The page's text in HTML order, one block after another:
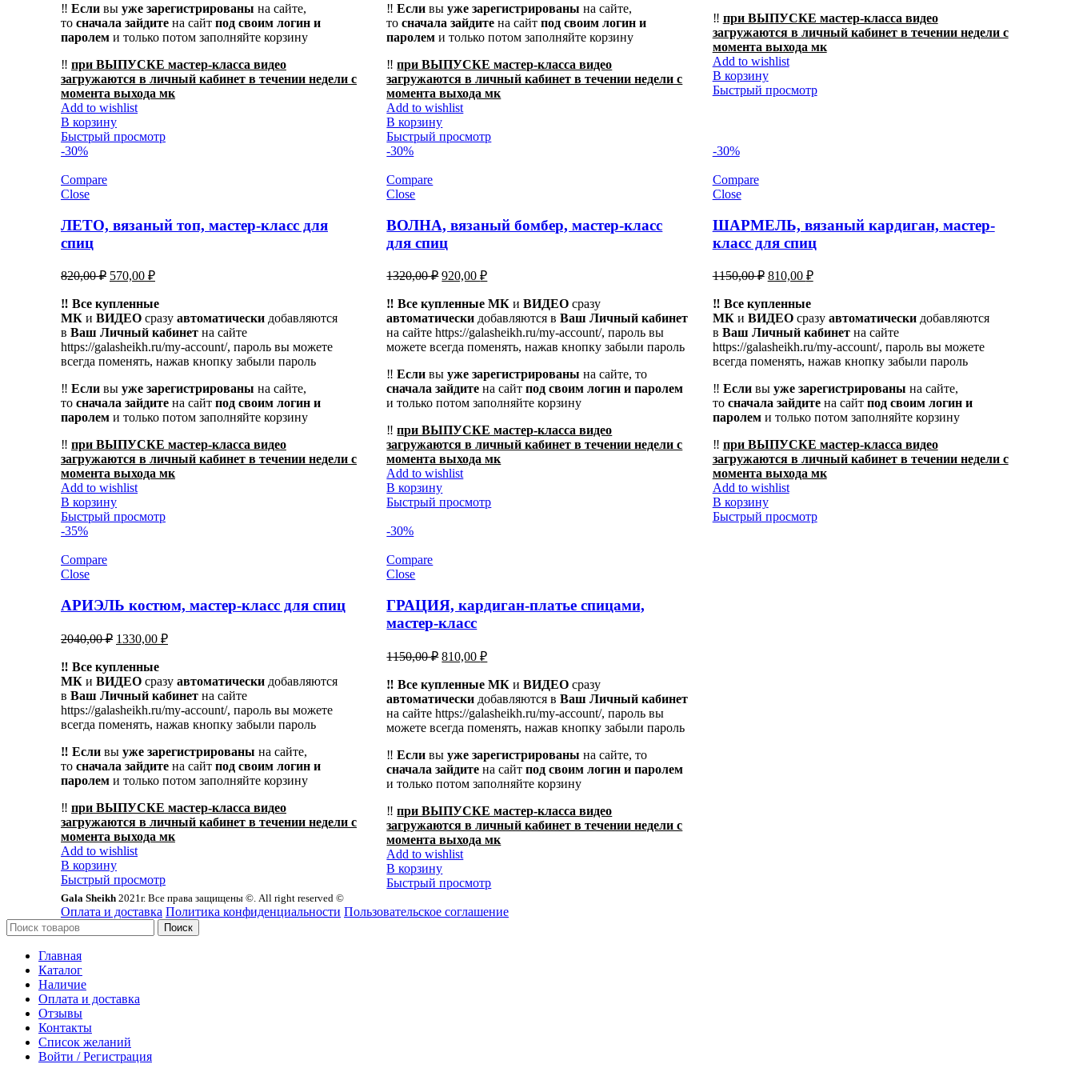
‼️ Если вы уже зарегистрированы на сайте,
то сначала зайдите на сайт под своим логин и
паролем и только потом заполняйте корзину
‼️ при ВЫПУСКЕ мастер-класса видео
загружаются в личный кабинет в течении недели с
момента выхода мк
Add to wishlist
В корзину
Быстрый просмотр
‼️Если выуже зарегистрированы на сайте,
тосначалазайдите на сайтпод своим логин и
паролем и только потом заполняйте корзину
‼️при ВЫПУСКЕ мастер-класса видео
загружаются в личный кабинет в течении недели с
момента выхода мк
Add to wishlist
В корзину
Быстрый просмотр
‼️ при ВЫПУСКЕ мастер-класса видео
загружаются в личный кабинет в течении недели с
момента выхода мк
Add to wishlist
В корзину
Быстрый просмотр
-30%
Compare
Close
ЛЕТО, вязаный топ, мастер-класс для
спиц
820,00₽ Первоначальная
составляла
820,00 ₽.
570,00 ₽Текущая
570,00 ₽.
‼️ Все купленные
МК и ВИДЕО сразу автоматически добавляются
в Ваш Личный кабинет на сайте
https://galasheikh.ru/my-account/, пароль вы можете
всегда поменять, нажав кнопку забыли пароль
‼️ Если вы уже зарегистрированы на сайте,
то сначала зайдите на сайт под своим логин и
паролем и только потом заполняйте корзину
‼️ при ВЫПУСКЕ мастер-класса видео
загружаются в личный кабинет в течении недели с
момента выхода мк
Add to wishlist
В корзину
Быстрый просмотр
-30%
Compare
Close
ВОЛНА, вязаный бомбер, мастер-класс
для спиц
1320,00₽ Первоначальная
составляла
1320,00 ₽.
920,00₽Текущая
920,00 ₽.
‼️ Все купленные МК иВИДЕО сразу
автоматически добавляются вВаш Личный кабинет
на сайте https://galasheikh.ru/my-account/, пароль вы
можете всегда поменять, нажав кнопку забыли пароль
‼️Если выуже зарегистрированы на сайте, то
сначалазайдите на сайтпод своим логин и паролем
и только потом заполняйте корзину
‼️при ВЫПУСКЕ мастер-класса видео
загружаются в личный кабинет в течении недели с
момента выхода мк
Add to wishlist
В корзину
Быстрый просмотр
-30%
Compare
Close
ШАРМЕЛЬ, вязаный кардиган, мастер-
класс для спиц
1150,00₽ Первоначальная
составляла
1150,00 ₽.
810,00 ₽Текущая
‼️ Все купленные
МКи ВИДЕОсразу автоматически добавляются
в Ваш Личный кабинетна сайте
https://galasheikh.ru/my-account/, пароль вы можете
всегда поменять, нажав кнопку забыли пароль
‼️ Есливы уже зарегистрированы на сайте,
то сначала зайдитена сайт под своим логин и
паролеми только потом заполняйте корзину
‼️ при ВЫПУСКЕ мастер-класса видео
загружаются в личный кабинет в течении недели с
момента выхода мк
Add to wishlist
В корзину
Быстрый просмотр
-35%
Compare
Close
АРИЭЛЬ костюм, мастер-класс для спиц
2040,00₽ Первоначальная
составляла
2040,00 ₽.
1330,00 ₽Текущая
‼️ Все купленные
МК и ВИДЕО сразу автоматически добавляются
в Ваш Личный кабинет на сайте
https://galasheikh.ru/my-account/, пароль вы можете
всегда поменять, нажав кнопку забыли пароль
‼️ Если вы уже зарегистрированы на сайте,
то сначала зайдите на сайт под своим логин и
паролем и только потом заполняйте корзину
‼️ при ВЫПУСКЕ мастер-класса видео
загружаются в личный кабинет в течении недели с
момента выхода мк
Add to wishlist
В корзину
Быстрый просмотр
-30%
Compare
Close
ГРАЦИЯ, кардиган-платье спицами,
мастер-класс
1150,00₽ Первоначальная
составляла
1150,00 ₽.
810,00₽Текущая
810,00 ₽.
‼️ Все купленные МК иВИДЕО сразу
автоматически добавляются вВаш Личный кабинет
на сайте https://galasheikh.ru/my-account/, пароль вы
можете всегда поменять, нажав кнопку забыли пароль
‼️Если выуже зарегистрированы на сайте, то
сначалазайдите на сайтпод своим логин и паролем
и только потом заполняйте корзину
‼️при ВЫПУСКЕ мастер-класса видео
загружаются в личный кабинет в течении недели с
момента выхода мк
Add to wishlist
В корзину
Быстрый просмотр
Gala Sheikh 2021г. Все права защищены ©. All right reserved ©
Оплата и доставка Политика конфиденциальности Пользовательское соглашение
Поиск
Главная
Каталог
Наличие
Оплата и доставка
Отзывы
Контакты
Список желаний
Войти / Регистрация